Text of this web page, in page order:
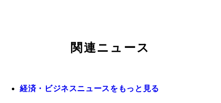
関連ニュース
経済・ビジネスニュースをもっと見る